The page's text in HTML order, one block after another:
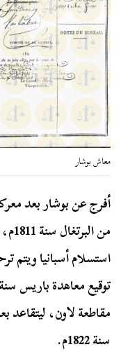
معاش بوشار
أفرج عن بوشار بعد
من
استسلام أسبانيا ويتم
سنة 1822م.